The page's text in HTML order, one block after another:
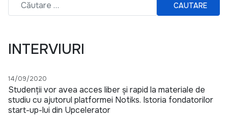
CAUTARE
INTERVIURI
14/09/2020
Studenții vor avea acces liber și rapid la materiale de
studiu cu ajutorul platformei Notiks. Istoria fondatorilor
start-up-lui din Upcelerator